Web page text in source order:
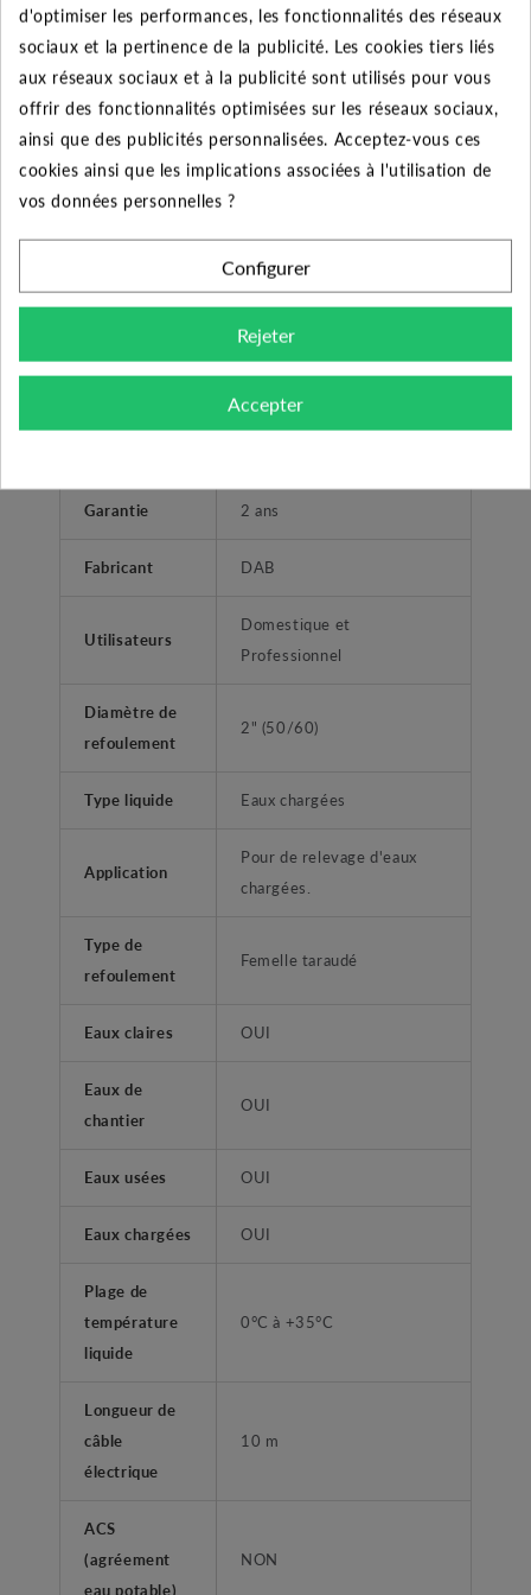
Débit
0 3 6 12 18 20
Pression
HMT
7,4 6,9 6,2 4,1 1,8 1,2
CARACTÉRISTIQUES GÉNÉRALES
Pompe FEKA VS 550 M
AUT
Accessoires
10 m de câble et un
Garantie 2 ans
Fabricant DAB
Utilisateurs
Domestique et
Professionnel
Diamètre de
refoulement
2" (50/60)
Type liquide Eaux chargées
Application
Pour de relevage d'eaux
chargées.
Type de
refoulement
Femelle taraudé
Eaux claires OUI
Eaux de
chantier
OUI
Eaux usées OUI
Eaux chargées OUI
Plage de
température
liquide
0°C à +35°C
Longueur de
câble
électrique
10 m
ACS
(agréement
eau potable)
NON
d'optimiser les performances, les fonctionnalités des réseaux
sociaux et la pertinence de la publicité. Les cookies tiers liés
aux réseaux sociaux et à la publicité sont utilisés pour vous
offrir des fonctionnalités optimisées sur les réseaux sociaux,
ainsi que des publicités personnalisées. Acceptez-vous ces
cookies ainsi que les implications associées à l'utilisation de
vos données personnelles ?
Configurer
Rejeter
Accepter